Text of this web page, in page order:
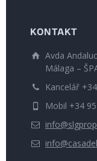
KONTAKT
Avda
Málaga –
Kancelář
Mobil +34